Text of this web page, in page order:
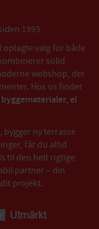
1993
oplagte valg for både
solid
webshop, der
Hos os finder
byggematerialer, el
ny terrasse
får du altid
til den helt rigtige
partner – din
projekt.